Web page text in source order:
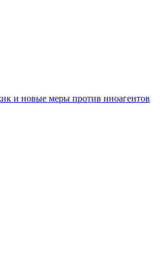
и новые меры против иноагентов